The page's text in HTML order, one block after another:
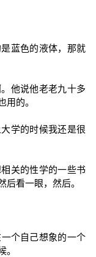
蓝色的液体，那就
他说他老老九十多
用的。
学的时候我还是很
关的性学的一些书
看一眼，然后。
个自己想象的一个
。